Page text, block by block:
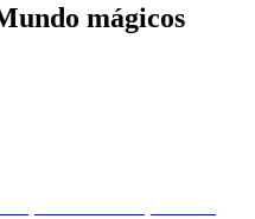
mágicos